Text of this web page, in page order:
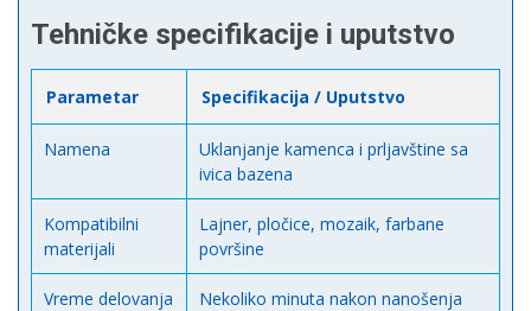
Tehničke specifikacije i uputstvo
Parametar Specifikacija / Uputstvo
Namena
Uklanjanje kamenca i prljavštine sa
ivica bazena
Kompatibilni
materijali
Lajner, pločice, mozaik, farbane
površine
Vreme delovanja Nekoliko minuta nakon nanošenja